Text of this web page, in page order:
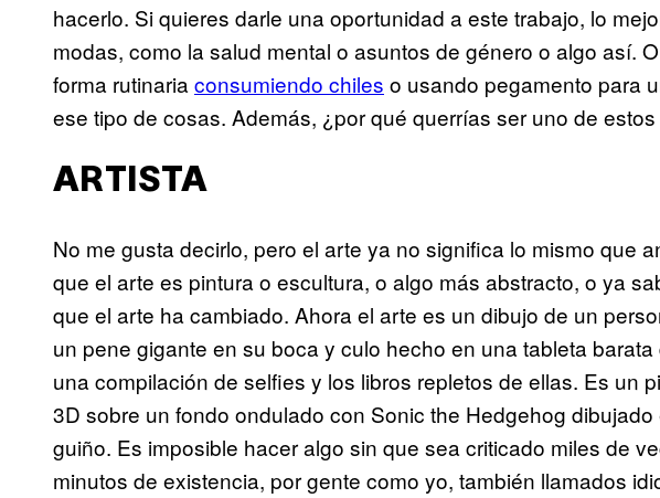
hacerlo. Si quieres darle una oportunidad a este trabajo, lo
modas, como la salud mental o asuntos de género o algo así.
forma rutinaria consumiendo chiles o usando pegamento para
ese tipo de cosas. Además, ¿por qué querrías ser uno de
ARTISTA
No me gusta decirlo, pero el arte ya no significa lo mismo que
que el arte es pintura o escultura, o algo más abstracto, o ya
que el arte ha cambiado. Ahora el arte es un dibujo de un
un pene gigante en su boca y culo hecho en una tableta
una compilación de selfies y los libros repletos de ellas. Es un
3D sobre un fondo ondulado con Sonic the Hedgehog
guiño. Es imposible hacer algo sin que sea criticado miles de
minutos de existencia, por gente como yo, también llamados